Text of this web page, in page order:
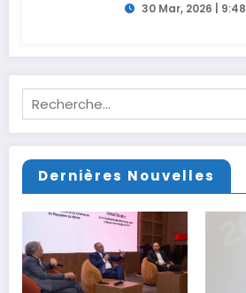
30 Mar, 2026 | 9:48
Dernières Nouvelles